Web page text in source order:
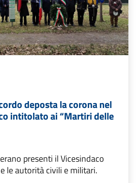
deposta la corona nel
intitolato ai “Martiri delle
presenti il Vicesindaco
le autorità civili e militari.